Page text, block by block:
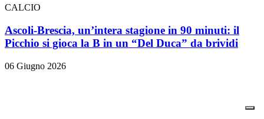
CALCIO
Ascoli-Brescia, un’intera stagione in 90 minuti: il
Picchio si gioca la B in un “Del Duca” da brividi
06 Giugno 2026